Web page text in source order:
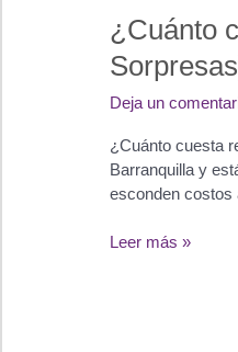
¿Cuánto
Deja un
¿Cuánto cuesta
Barranquilla y
esconden costos
¿Cuánto
Leer más »